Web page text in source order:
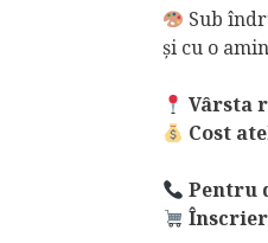
Sub
și cu o
Vârsta
Cost
Pentru